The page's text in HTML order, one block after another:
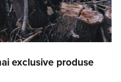
exclusive produse